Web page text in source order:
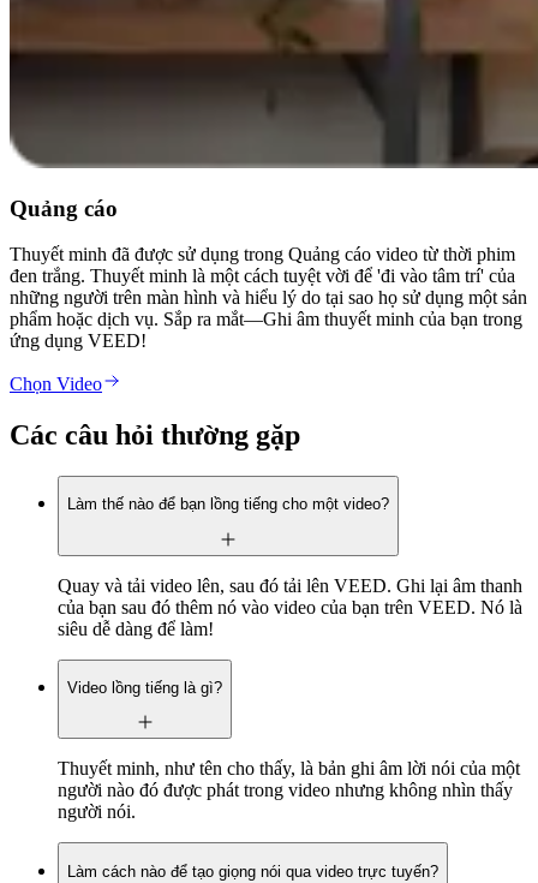
Quảng cáo
Thuyết minh đã được sử dụng trong Quảng cáo video từ thời phim
đen trắng. Thuyết minh là một cách tuyệt vời để 'đi vào tâm trí' của
những người trên màn hình và hiểu lý do tại sao họ sử dụng một sản
phẩm hoặc dịch vụ. Sắp ra mắt—Ghi âm thuyết minh của bạn trong
ứng dụng VEED!
Chọn Video
Các câu hỏi thường gặp
Làm thế nào để bạn lồng tiếng cho một video?
Quay và tải video lên, sau đó tải lên VEED. Ghi lại âm thanh
của bạn sau đó thêm nó vào video của bạn trên VEED. Nó là
siêu dễ dàng để làm!
Video lồng tiếng là gì?
Thuyết minh, như tên cho thấy, là bản ghi âm lời nói của một
người nào đó được phát trong video nhưng không nhìn thấy
người nói.
Làm cách nào để tạo giọng nói qua video trực tuyến?